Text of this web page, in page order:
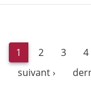
1 2 3 4
suivant ›